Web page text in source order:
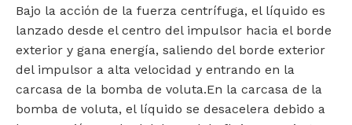
Bajo la acción de la fuerza centrífuga, el líquido es
lanzado desde el centro del impulsor hacia el borde
exterior y gana energía, saliendo del borde exterior
del impulsor a alta velocidad y entrando en la
carcasa de la bomba de voluta.En la carcasa de la
bomba de voluta, el líquido se desacelera debido a